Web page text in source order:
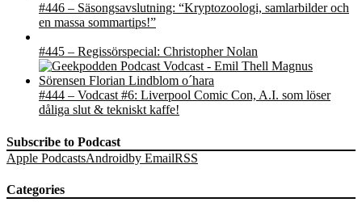
#446 – Säsongsavslutning: “Kryptozoologi, samlarbilder och
en massa sommartips!”
#445 – Regissörspecial: Christopher Nolan
#444 – Vodcast #6: Liverpool Comic Con, A.I. som löser
dåliga slut & tekniskt kaffe!
Subscribe to Podcast
Apple PodcastsAndroidby EmailRSS
Categories